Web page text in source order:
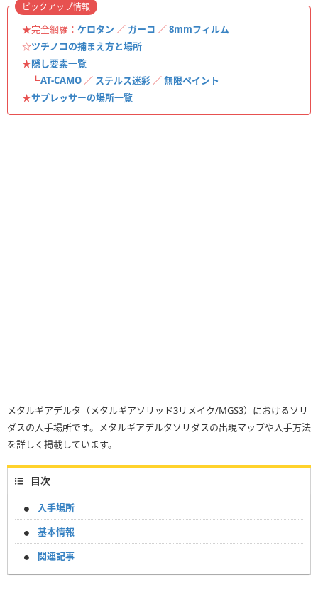
★完全網羅： ケロタン ／ ガーコ ／8mmフィルム
☆ツチノコの捕まえ方と場所
★隠し要素一覧
┗AT-CAMO ／ ステルス迷彩 ／無限ペイント
★サプレッサーの場所一覧
ピックアップ情報
メタルギアデルタ（メタルギアソリッド3リメイク/MGS3）におけるソリ
ダスの入手場所です。メタルギアデルタソリダスの出現マップや入手方法
を詳しく掲載しています。
目次
入手場所
基本情報
関連記事